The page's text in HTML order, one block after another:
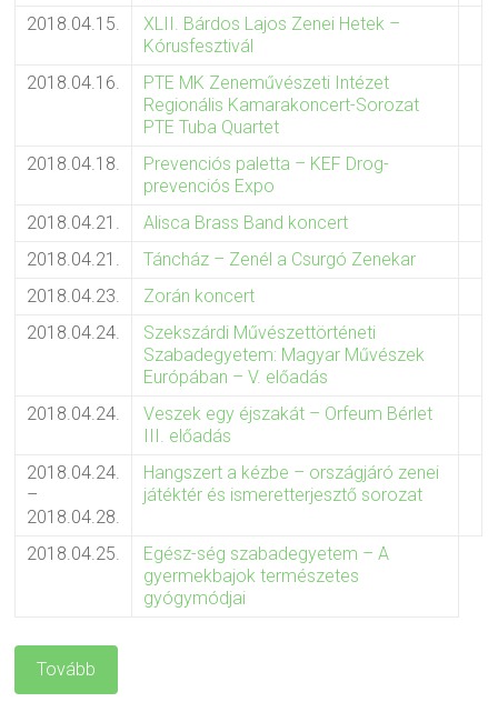
2018.04.15.
XLII. Bárdos Lajos Zenei Hetek –
Kórusfesztivál
2018.04.16.
PTE MK Zeneművészeti Intézet
Regionális Kamarakoncert-Sorozat
PTE Tuba Quartet
2018.04.18.
Prevenciós paletta – KEF Drog-
prevenciós Expo
2018.04.21.
Alisca Brass Band koncert
2018.04.21.
Táncház – Zenél a Csurgó Zenekar
2018.04.23.
Zorán koncert
2018.04.24.
Szekszárdi Művészettörténeti
Szabadegyetem: Magyar Művészek
Európában – V. előadás
2018.04.24.
Veszek egy éjszakát – Orfeum Bérlet
III. előadás
2018.04.24.
–
2018.04.28.
Hangszert a kézbe – országjáró zenei
játéktér és ismeretterjesztő sorozat
2018.04.25.
Egész-ség szabadegyetem – A
gyermekbajok természetes
gyógymódjai
Tovább